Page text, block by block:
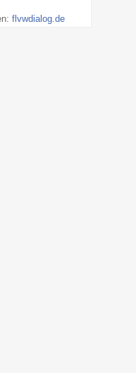
flvwdialog.de